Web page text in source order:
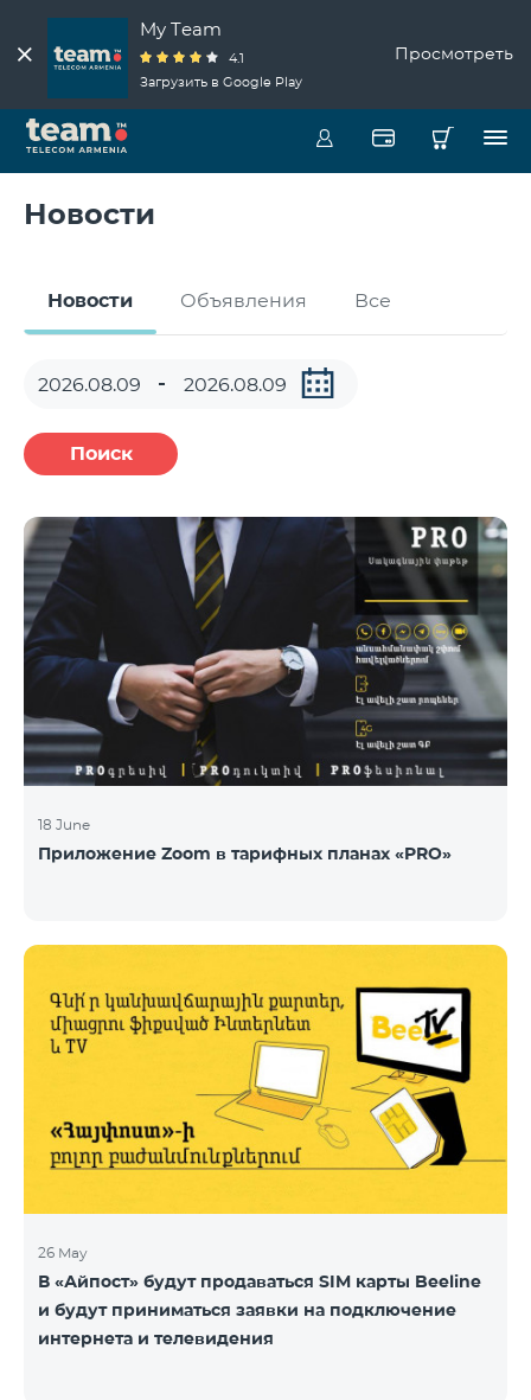
My Team
4.1
Загрузить в Google Play
Просмотреть
Новости
Новости Объявления Все
Поиск
18 June
Приложение Zoom в тарифных планах «PRO»
26 May
В «Айпост» будут продаваться SIM карты Beeline
и будут приниматься заявки на подключение
интернета и телевидения